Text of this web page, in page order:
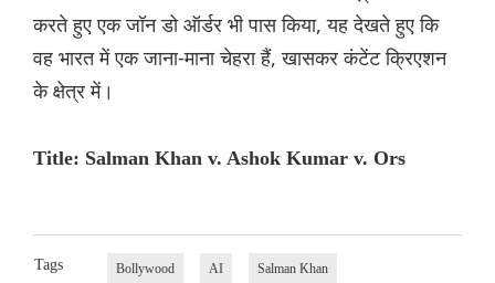
करते हुए एक जॉन डो ऑर्डर भी पास किया, यह देखते हुए कि
वह भारत में एक जाना-माना चेहरा हैं, खासकर कंटेंट क्रिएशन
के क्षेत्र में।
Title: Salman Khan v. Ashok Kumar v. Ors
Tags Bollywood AI Salman Khan